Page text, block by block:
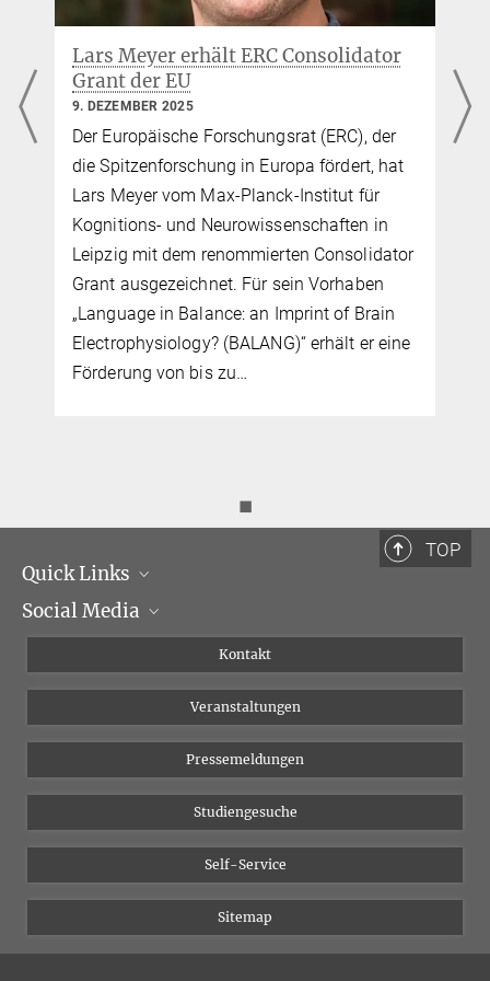
Lars Meyer erhält ERC Consolidator
Grant der EU
9. DEZEMBER 2025
Der Europäische Forschungsrat (ERC), der
die Spitzenforschung in Europa fördert, hat
Lars Meyer vom Max-Planck-Institut für
Kognitions- und Neurowissenschaften in
Leipzig mit dem renommierten Consolidator
Grant ausgezeichnet. Für sein Vorhaben
„Language in Balance: an Imprint of Brain
Electrophysiology? (BALANG)“ erhält er eine
Förderung von bis zu…
◼
TOP
Quick Links
Institutsleitung
Social Media
YouTube
Kontakt
Veranstaltungen
Pressemeldungen
Studiengesuche
Self-Service
Sitemap